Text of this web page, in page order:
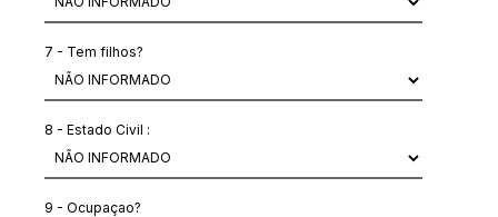
7 - Tem filhos?
8 - Estado Civil :
9 - Ocupaçao?